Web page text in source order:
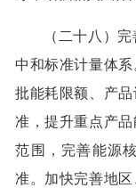
（二十八）
中和标准计量体
批能耗限额、产
准，提升重点产
范围，完善能源
准。加快完善地